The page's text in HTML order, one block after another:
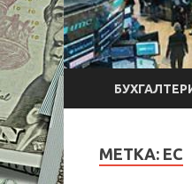
МЕТКА: ЕС